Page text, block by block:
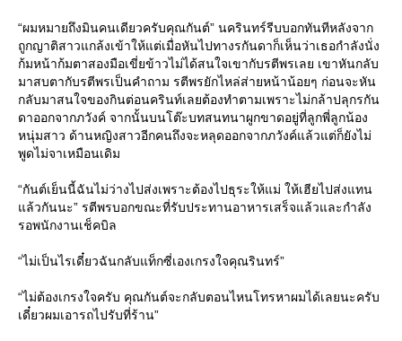
“ผมหมายถึงมินคนเดียวครับคุณกันต์” นครินทร์รีบบอกทันทีหลังจาก
ถูกญาติสาวแกล้งเข้าให้แต่เมื่อหันไปทางรกันดาก็เห็นว่าเธอกำลังนั่ง
ก้มหน้าก้มตาสองมือเขี่ยข้าวไม่ได้สนใจเขากับรตีพรเลย เขาหันกลับ
มาสบตากับรตีพรเป็นคำถาม รตีพรยักไหล่ส่ายหน้าน้อยๆ ก่อนจะหัน
กลับมาสนใจของกินต่อนครินท์เลยต้องทำตามเพราะไม่กล้าปลุกรกัน
ดาออกจากภวังค์ จากนั้นบนโต๊ะบทสนทนาผูกขาดอยู่ที่ลูกพี่ลูกน้อง
หนุ่มสาว ด้านหญิงสาวอีกคนถึงจะหลุดออกจากภวังค์แล้วแต่ก็ยังไม่
พูดไม่จาเหมือนเดิม
“กันต์เย็นนี้ฉันไม่ว่างไปส่งเพราะต้องไปธุระให้แม่ ให้เฮียไปส่งแทน
แล้วกันนะ” รตีพรบอกขณะที่รับประทานอาหารเสร็จแล้วและกำลัง
รอพนักงานเช็คบิล
“ไม่เป็นไรเดี๋ยวฉันกลับแท็กซี่เองเกรงใจคุณรินทร์”
“ไม่ต้องเกรงใจครับ คุณกันต์จะกลับตอนไหนโทรหาผมได้เลยนะครับ
เดี๋ยวผมเอารถไปรับที่ร้าน”